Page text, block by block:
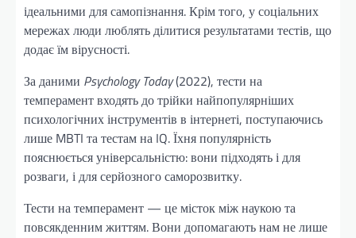
ідеальними для самопізнання. Крім того, у соціальних
мережах люди люблять ділитися результатами тестів, що
додає їм вірусності.
За даними Psychology Today(2022), тести на
темперамент входять до трійки найпопулярніших
психологічних інструментів в інтернеті, поступаючись
лише MBTI та тестам на IQ. Їхня популярність
пояснюється універсальністю: вони підходять і для
розваги, і для серйозного саморозвитку.
Тести на темперамент — це місток між наукою та
повсякденним життям. Вони допомагають нам не лише